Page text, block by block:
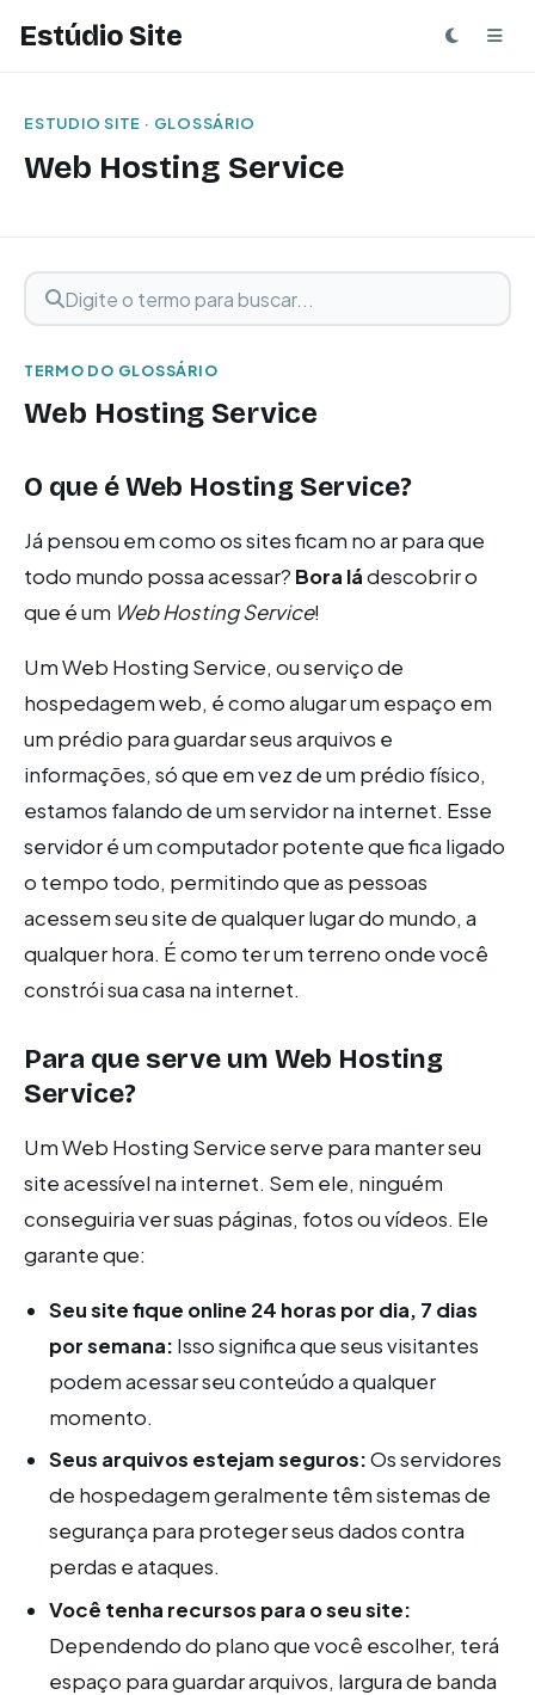
Estúdio Site
ESTUDIO SITE · GLOSSÁRIO
Web Hosting Service
Buscar termo
Digite o termo para buscar
TERMO DO GLOSSÁRIO
Web Hosting Service
O que é Web Hosting Service?
Já pensou em como os sites ficam no ar para que
todo mundo possa acessar? Bora ládescobrir o
que é um Web Hosting Service!
Um Web Hosting Service, ou serviço de
hospedagem web, é como alugar um espaço em
um prédio para guardar seus arquivos e
informações, só que em vez de um prédio físico,
estamos falando de um servidor na internet. Esse
servidor é um computador potente que fica ligado
o tempo todo, permitindo que as pessoas
acessem seu site de qualquer lugar do mundo, a
qualquer hora. É como ter um terreno onde você
constrói sua casa na internet.
Para que serve um Web Hosting
Service?
Um Web Hosting Service serve para manter seu
site acessível na internet. Sem ele, ninguém
conseguiria ver suas páginas, fotos ou vídeos. Ele
garante que:
Seu site fique online 24 horas por dia, 7 dias
por semana: Isso significa que seus visitantes
podem acessar seu conteúdo a qualquer
momento.
Seus arquivos estejam seguros:Os servidores
de hospedagem geralmente têm sistemas de
segurança para proteger seus dados contra
perdas e ataques.
Você tenha recursos para o seu site:
Dependendo do plano que você escolher, terá
espaço para guardar arquivos, largura de banda